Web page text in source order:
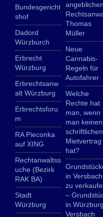
Bundesgericht
shof
Dadord
Würzburch
Erbrecht
Würzburg
Erbrechtsanw
alt Würzburg
Erbrechtsforu
m
RA Pieconka
auf XING
Rechtanwaltss
uche (Bezirk
RAK BA)
Stadt
Würzburg
angeblichen
Thomas
Müller
Neue
Cannabis-
Regeln für
Autofahrer
Welche
Rechte hat
man, wenn
man keinen
schriftlichen
Mietvertrag
hat?
in Versbach
zu
–
in Würzburg
Versbach